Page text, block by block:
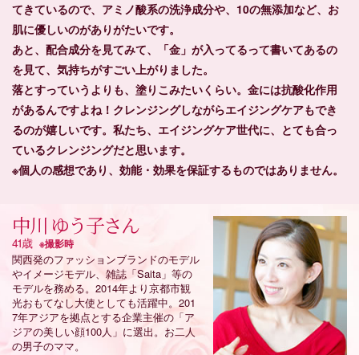
てきているので、アミノ酸系の洗浄成分や、10の無添加など、お
肌に優しいのがありがたいです。
あと、配合成分を見てみて、「金」が入ってるって書いてあるの
を見て、気持ちがすごい上がりました。
落とすっていうよりも、塗りこみたいくらい。金には抗酸化作用
があるんですよね！クレンジングしながらエイジングケアもでき
るのが嬉しいです。私たち、エイジングケア世代に、とても合っ
ているクレンジングだと思います。
※個人の感想であり、効能・効果を保証するものではありません。
中川 ゆう子さん
41歳 ※撮影時
関西発のファッションブランドのモデル
やイメージモデル、雑誌「Saita」等の
モデルを務める。2014年より京都市観
光おもてなし大使としても活躍中。201
7年アジアを拠点とする企業主催の「ア
ジアの美しい顔100人」に選出。お二人
の男子のママ。